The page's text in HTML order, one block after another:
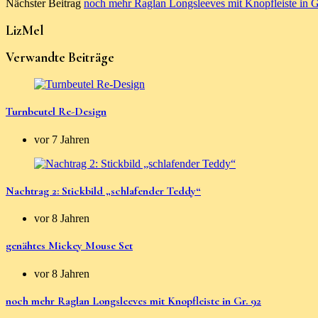
Nächster Beitrag noch mehr Raglan Longsleeves mit Knopfleiste in
LizMel
Verwandte Beiträge
Turnbeutel Re-Design
vor 7 Jahren
Nachtrag 2: Stickbild „schlafender Teddy“
vor 8 Jahren
genähtes Mickey Mouse Set
vor 8 Jahren
noch mehr Raglan Longsleeves mit Knopfleiste in Gr. 92